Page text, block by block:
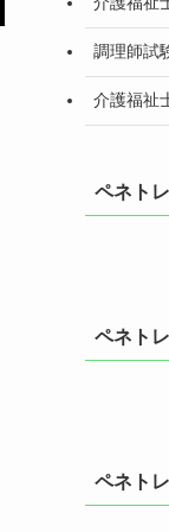
調理師試
介護福祉
ペネト
ペネト
ペネト